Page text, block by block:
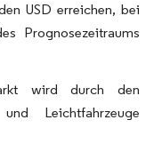
USD erreichen, bei
Prognosezeitraums
wird durch den
Leichtfahrzeuge